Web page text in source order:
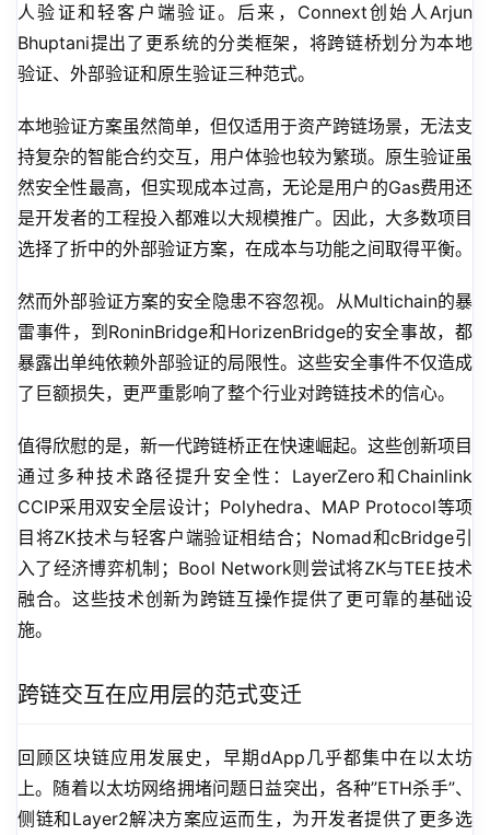
人验证和轻客户端验证。后来，Connext创始人Arjun
Bhuptani提出了更系统的分类框架，将跨链桥划分为本地
验证、外部验证和原生验证三种范式。
本地验证方案虽然简单，但仅适用于资产跨链场景，无法支
持复杂的智能合约交互，用户体验也较为繁琐。原生验证虽
然安全性最高，但实现成本过高，无论是用户的Gas费用还
是开发者的工程投入都难以大规模推广。因此，大多数项目
选择了折中的外部验证方案，在成本与功能之间取得平衡。
然而外部验证方案的安全隐患不容忽视。从Multichain的暴
雷事件，到RoninBridge和HorizenBridge的安全事故，都
暴露出单纯依赖外部验证的局限性。这些安全事件不仅造成
了巨额损失，更严重影响了整个行业对跨链技术的信心。
值得欣慰的是，新一代跨链桥正在快速崛起。这些创新项目
通过多种技术路径提升安全性：LayerZero和Chainlink
CCIP采用双安全层设计；Polyhedra、MAP Protocol等项
目将ZK技术与轻客户端验证相结合；Nomad和cBridge引
入了经济博弈机制；Bool Network则尝试将ZK与TEE技术
融合。这些技术创新为跨链互操作提供了更可靠的基础设
施。
跨链交互在应用层的范式变迁
回顾区块链应用发展史，早期dApp几乎都集中在以太坊
上。随着以太坊网络拥堵问题日益突出，各种”ETH杀手”、
侧链和Layer2解决方案应运而生，为开发者提供了更多选